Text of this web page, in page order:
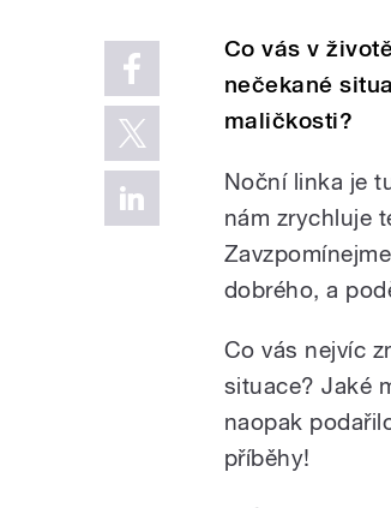
Co vás v
nečekané
maličkosti?
Noční linka je
nám zrychluje
dobrého, a
Co vás nejvíc
situace? Jaké
naopak
příběhy!